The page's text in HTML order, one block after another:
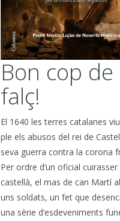
Bon cop de
falç!
El 1640 les terres catalanes
ple els abusos del rei de
seva guerra contra la corona
Per ordre d’un oficial cuirasser
castellà, el mas de can Martí
uns soldats, un fet que
una sèrie d’esdeveniments